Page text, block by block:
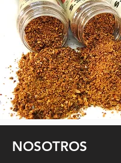
NOSOTROS